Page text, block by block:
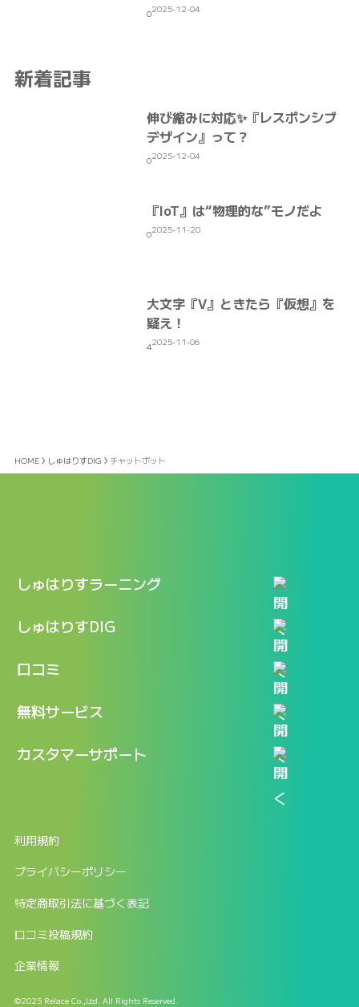
02025-12-04
新着記事
伸び縮みに対応✨『レスポンシブ
デザイン』って？
02025-12-04
『IoT』は“物理的な”モノだよ
02025-11-20
大文字『V』ときたら『仮想』を
疑え！
42025-11-06
HOME しゅはりすDIG チャットボット
しゅはりすラーニング
特長
料金
新着情報
ログイン
しゅはりすDIG
記事一覧
口コミ
口コミ一覧
無料サービス
LINEで『Iパス ならし学習』
カスタマーサポート
返金申請フォーム
利用規約
プライバシーポリシー
特定商取引法に基づく表記
口コミ投稿規約
企業情報
©2025 Relace Co.,Ltd. All Rights Reserved.